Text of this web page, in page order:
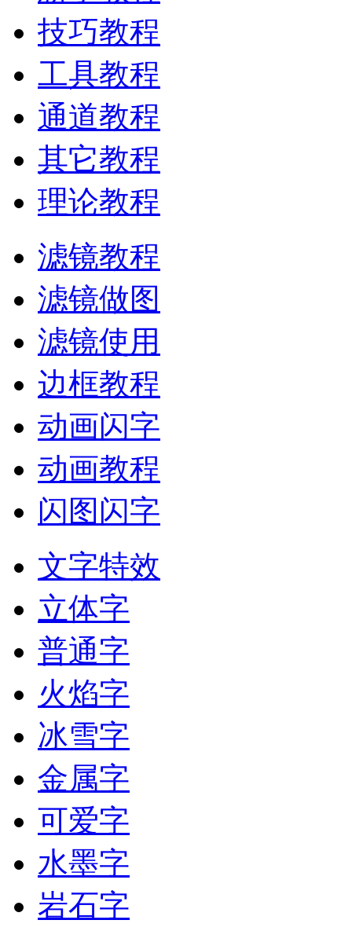
技巧教程
工具教程
通道教程
其它教程
理论教程
滤镜教程
滤镜做图
滤镜使用
边框教程
动画闪字
动画教程
闪图闪字
文字特效
立体字
普通字
火焰字
冰雪字
金属字
可爱字
水墨字
岩石字